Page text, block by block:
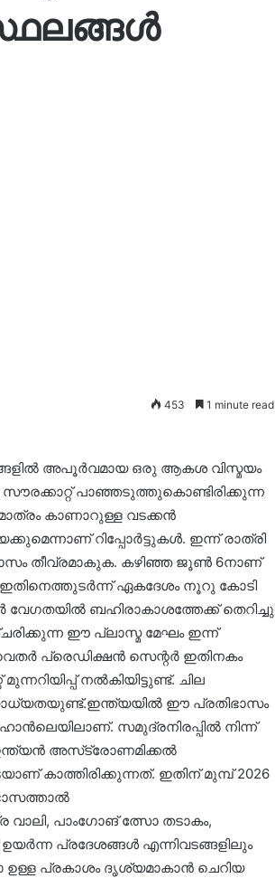
453 1 minute read
അപൂർവമായ ഒരു ആകശ വിസ്മയം
പാഞ്ഞടുത്തുകൊണ്ടിരിക്കുന്ന
കാണാറുള്ള വടക്കൻ
റിപ്പോർട്ടുകൾ. ഇന്ന് രാത്രി
തീവ്രമാകുക. കഴിഞ്ഞ ജൂൺ 6നാണ്
ഏകദേശം നൂറു കോടി
വേഗതയിൽ ബഹിരാകാശത്തേക്ക് തെറിച്ചു
ഈ പ്ലാസ്മ മേഘം ഇന്ന്
പ്രെഡിക്ഷൻ സെന്റർ ഇതിനകം
നൽകിയിട്ടുണ്ട്. ചില
ഈ പ്രതിഭാസം
സമുദ്രനിരപ്പിൽ നിന്ന്
അസ്‌ട്രോണമിക്കൽ
കാത്തിരിക്കുന്നത്. ഇതിന് മുമ്പ് 2026
പാംഗോങ് ത്സോ തടാകം,
ഉയർന്ന പ്രദേശങ്ങൾ എന്നിവടങ്ങളിലും
ഉള്ള പ്രകാശം ദൃശ്യമാകാൻ ചെറിയ